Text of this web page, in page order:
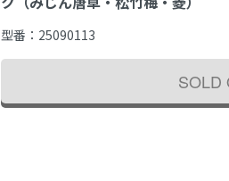
型番： 25090113
SOLD